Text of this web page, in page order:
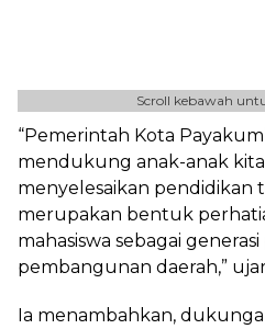
Scroll kebawah
“Pemerintah Kota
mendukung anak-anak
menyelesaikan pendidikan
merupakan bentuk
mahasiswa sebagai
pembangunan daerah,”
Ia menambahkan,